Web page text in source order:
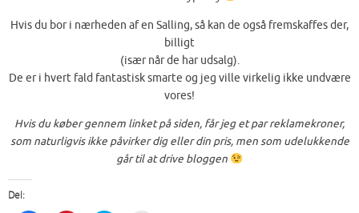
Hvis du bor i nærheden af en Salling, så kan de også fremskaffes der,
billigt
(især når de har udsalg).
De er i hvert fald fantastisk smarte og jeg ville virkelig ikke undvære
vores!
Hvis du køber gennem linket på siden, får jeg et par reklamekroner,
som naturligvis ikke påvirker dig eller din pris, men som udelukkende
går til at drive bloggen
Del: